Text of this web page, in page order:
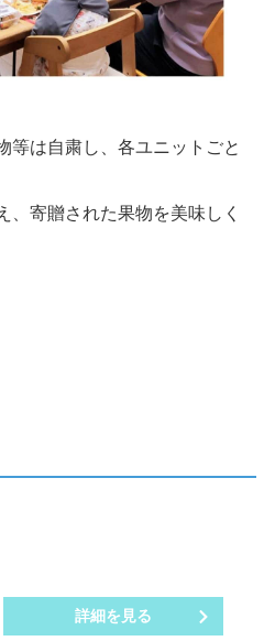
等は自粛し、各ユニットごと
寄贈された果物を美味しく
詳細を見る